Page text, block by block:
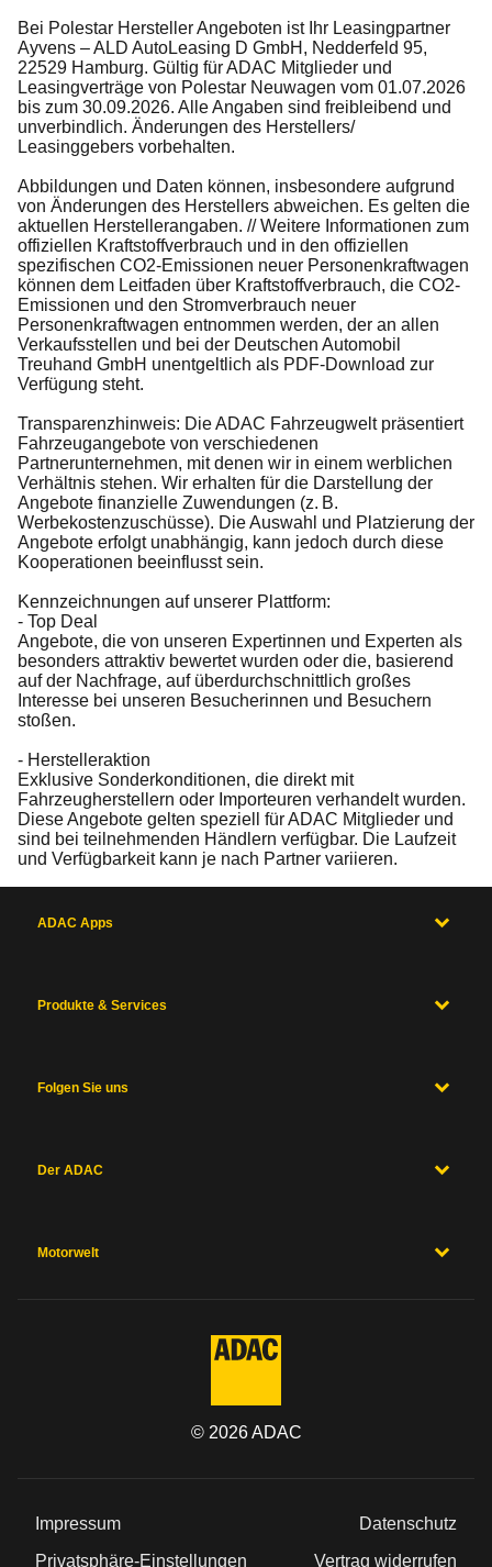
Bei Polestar Hersteller Angeboten ist Ihr Leasingpartner
Ayvens – ALD AutoLeasing D GmbH, Nedderfeld 95,
22529 Hamburg. Gültig für ADAC Mitglieder und
Leasingverträge von Polestar Neuwagen vom 01.07.2026
bis zum 30.09.2026. Alle Angaben sind freibleibend und
unverbindlich. Änderungen des Herstellers/
Leasinggebers vorbehalten.
Abbildungen und Daten können, insbesondere aufgrund
von Änderungen des Herstellers abweichen. Es gelten die
aktuellen Herstellerangaben. // Weitere Informationen zum
offiziellen Kraftstoffverbrauch und in den offiziellen
spezifischen CO2-Emissionen neuer Personenkraftwagen
können dem Leitfaden über Kraftstoffverbrauch, die CO2-
Emissionen und den Stromverbrauch neuer
Personenkraftwagen entnommen werden, der an allen
Verkaufsstellen und bei der Deutschen Automobil
Treuhand GmbH unentgeltlich als PDF-Download zur
Verfügung steht.
Transparenzhinweis: Die ADAC Fahrzeugwelt präsentiert
Fahrzeugangebote von verschiedenen
Partnerunternehmen, mit denen wir in einem werblichen
Verhältnis stehen. Wir erhalten für die Darstellung der
Angebote finanzielle Zuwendungen (z. B.
Werbekostenzuschüsse). Die Auswahl und Platzierung der
Angebote erfolgt unabhängig, kann jedoch durch diese
Kooperationen beeinflusst sein.
Kennzeichnungen auf unserer Plattform:
- Top Deal
Angebote, die von unseren Expertinnen und Experten als
besonders attraktiv bewertet wurden oder die, basierend
auf der Nachfrage, auf überdurchschnittlich großes
Interesse bei unseren Besucherinnen und Besuchern
stoßen.
- Herstelleraktion
Exklusive Sonderkonditionen, die direkt mit
Fahrzeugherstellern oder Importeuren verhandelt wurden.
Diese Angebote gelten speziell für ADAC Mitglieder und
sind bei teilnehmenden Händlern verfügbar. Die Laufzeit
und Verfügbarkeit kann je nach Partner variieren.
ADAC Apps
Produkte & Services
Folgen Sie uns
Der ADAC
Motorwelt
© 2026ADAC
Impressum
Datenschutz
Privatsphäre-Einstellungen
Vertrag widerrufen